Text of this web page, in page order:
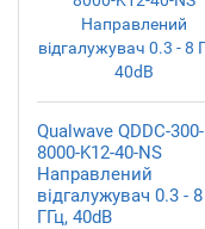
Qualwave QDDC-300-
8000-K12-40-NS
Направлений
відгалужувач 0.3 - 8
ГГц, 40dB